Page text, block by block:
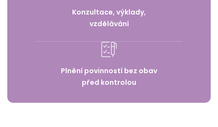
Konzultace, výklady,
vzdělávání
Plnění povinností bez obav
před kontrolou